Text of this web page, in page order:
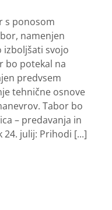
s ponosom
namenjen
izboljšati svojo
bo potekal na
predvsem
tehnične osnove
Tabor bo
– predavanja in
julij: Prihodi [...]